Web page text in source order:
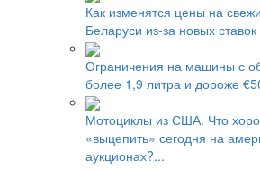
Как изменятся цены на
Беларуси из-за новых
Ограничения на машины с
более 1,9 литра и дороже
Мотоциклы из США. Что
«выцепить» сегодня на
аукционах?...